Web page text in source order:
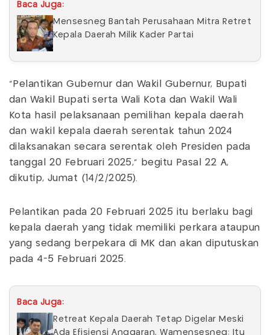
Baca Juga:
Mensesneg Bantah Perusahaan Mitra Retret
Kepala Daerah Milik Kader Partai
"Pelantikan Gubernur dan Wakil Gubernur, Bupati
dan Wakil Bupati serta Wali Kota dan Wakil Wali
Kota hasil pelaksanaan pemilihan kepala daerah
dan wakil kepala daerah serentak tahun 2024
dilaksanakan secara serentak oleh Presiden pada
tanggal 20 Februari 2025," begitu Pasal 22 A,
dikutip, Jumat (14/2/2025).
Pelantikan pada 20 Februari 2025 itu berlaku bagi
kepala daerah yang tidak memiliki perkara ataupun
yang sedang berpekara di MK dan akan diputuskan
pada 4-5 Februari 2025.
Baca Juga:
Retreat Kepala Daerah Tetap Digelar Meski
Ada Efisiensi Anggaran, Wamensesneg: Itu